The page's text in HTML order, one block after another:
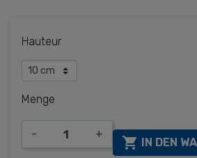
Hauteur
Menge
- +
 IN DEN